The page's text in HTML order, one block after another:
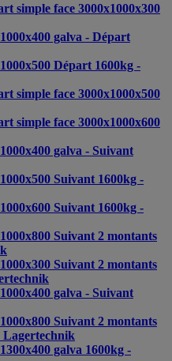
simple face 3000x1000x300
galva - Départ
Départ 1600kg -
simple face 3000x1000x500
simple face 3000x1000x600
galva - Suivant
Suivant 1600kg -
Suivant 1600kg -
Suivant 2 montants
Suivant 2 montants
galva - Suivant
Suivant 2 montants
Lagertechnik
galva 1600kg -